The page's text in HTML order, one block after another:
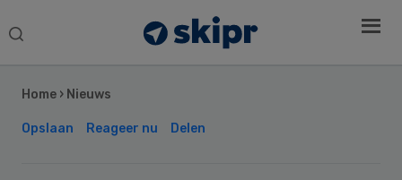
Search
Home › Nieuws
Opslaan Reageer nu Delen
Sidebar